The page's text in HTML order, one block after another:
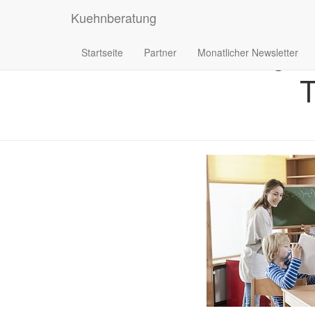
Kuehnberatung
Startseite Partner Monatlicher Newsletter
BFH